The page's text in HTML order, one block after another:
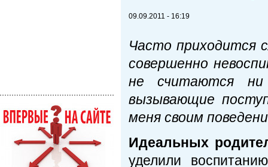
09.09.2011 - 16:19
Часто приходится
совершенно
не считаются
вызывающие
меня своим
Идеальных
уделили